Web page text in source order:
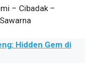
– Cibadak –
Hidden Gem di